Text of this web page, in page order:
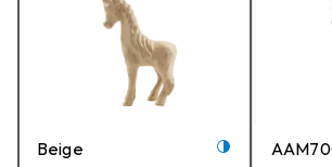
Beige